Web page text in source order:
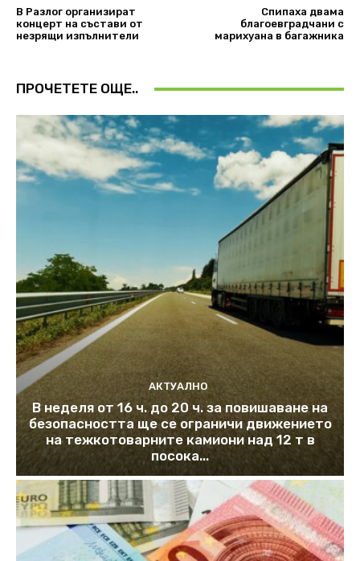
В Разлог организират
концерт на състави от
незрящи изпълнители
Спипаха двама
благоевградчани с
марихуана в багажника
ПРОЧЕТЕТЕ ОЩЕ..
АКТУАЛНО
В неделя от 16 ч. до 20 ч. за повишаване на
безопасността ще се ограничи движението
на тежкотоварните камиони над 12 т в
посока...